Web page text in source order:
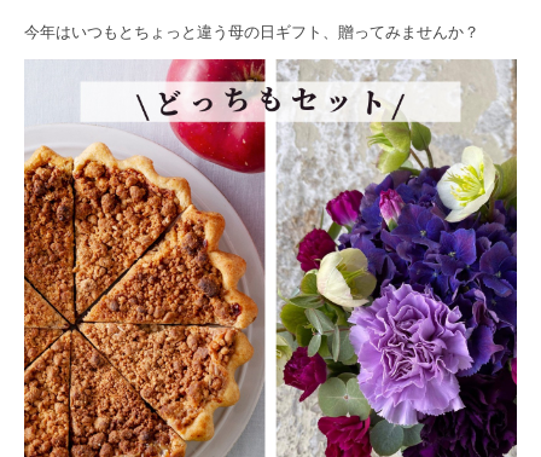
今年はいつもとちょっと違う母の日ギフト、贈ってみませんか？